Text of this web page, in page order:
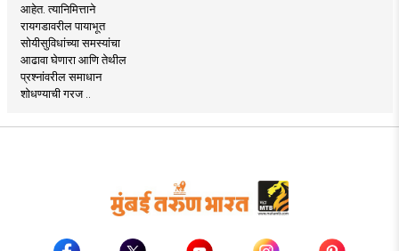
आहेत. त्यानिमित्ताने
रायगडावरील पायाभूत
सोयीसुविधांच्या समस्यांचा
आढावा घेणारा आणि तेथील
प्रश्नांवरील समाधान
शोधण्याची गरज ..